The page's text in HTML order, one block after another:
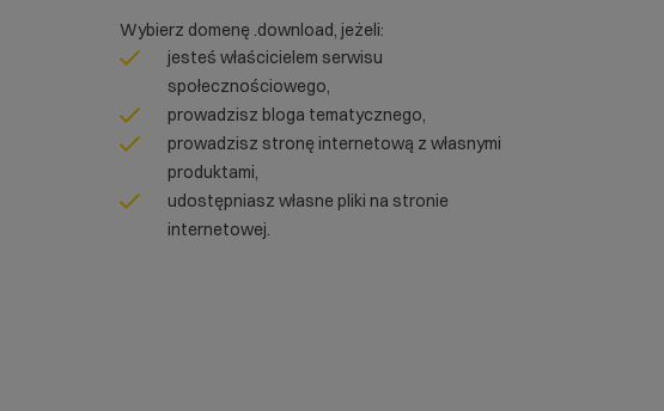
Wybierz domenę .download, jeżeli:
jesteś właścicielem serwisu
społecznościowego,
prowadzisz bloga tematycznego,
prowadzisz stronę internetową z własnymi
produktami,
udostępniasz własne pliki na stronie
internetowej.